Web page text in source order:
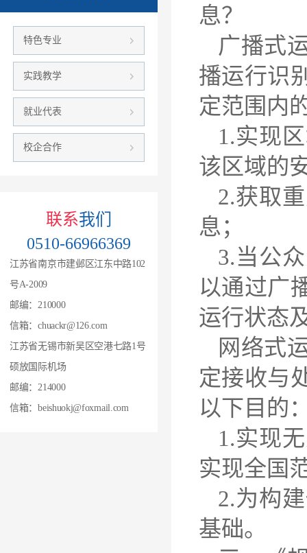
特色专业
实践教学
就业代表
校企合作
联系我们
0510-66966369
江苏省南京市建邺区江东中路102
号A-2009
邮编：210000
信箱：chuackr@126.com
江苏省无锡市新吴区空港七路1号
硕放国际机场
邮编：214000
信箱：beishuokj@foxmail.com
息？
广播式
播运行识
定范围内
1.实现
该区域的
2.获取
息；
3.当公
以通过广
运行状态
网络式
定接收与
以下目的
1.实现
实现全国
2.为构
基础。